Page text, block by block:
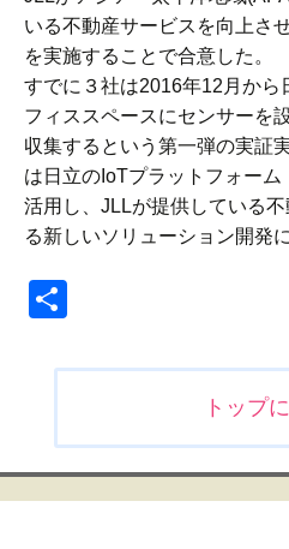
いる不動産サービスを向上さ
を実施することで合意した。
すでに３社は2016年12月から
フィススペースにセンサーを
収集するという第一弾の実証
は日立のIoTプラットフォー
活用し、JLLが提供している
る新しいソリューション開発
ビ
ゲ
トップ